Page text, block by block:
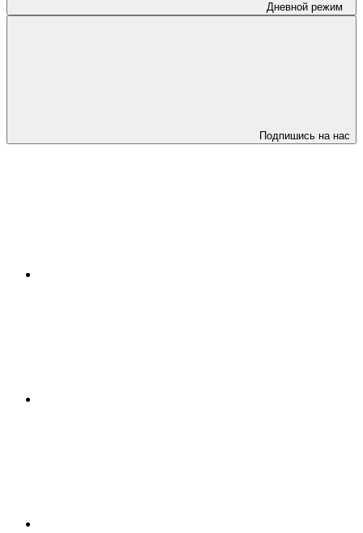
Дневной режим
Подпишись на нас